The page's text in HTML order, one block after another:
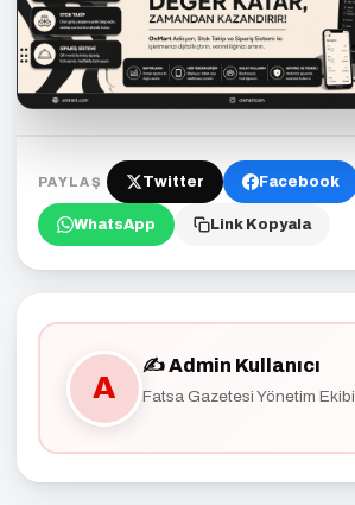
PAYLAŞ Twitter Facebook
WhatsApp Link Kopyala
A
✍️ Admin Kullanıcı
Fatsa Gazetesi Yönetim Ekibi